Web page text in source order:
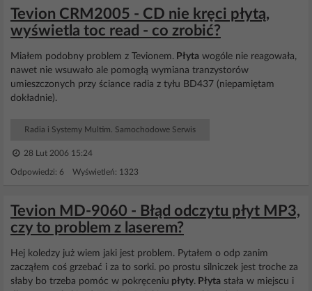
Tevion CRM2005 - CD nie kręci płytą,
wyświetla toc read - co zrobić?
Miałem podobny problem z Tevionem. Płyta wogóle nie reagowała,
nawet nie wsuwało ale pomogłą wymiana tranzystorów
umieszczonych przy ściance radia z tyłu BD437 (niepamiętam
dokładnie).
Radia i Systemy Multim. Samochodowe Serwis
28 Lut 2006 15:24
Odpowiedzi: 6 Wyświetleń: 1323
Tevion MD-9060 - Błąd odczytu płyt MP3,
czy to problem z laserem?
Hej koledzy już wiem jaki jest problem. Pytałem o odp zanim
zacząłem coś grzebać i za to sorki. po prostu silniczek jest troche za
słaby bo trzeba pomóc w pokręceniu płyty. Płyta stała w miejscu i